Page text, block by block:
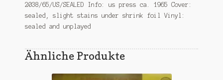
2038/65/US/SEALED Info: us press ca. 1965 Cover:
sealed, slight stains under shrink foil Vinyl:
sealed and unplayed
Ähnliche Produkte